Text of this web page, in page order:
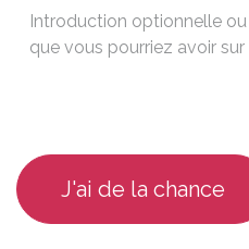
J'ai de la chance